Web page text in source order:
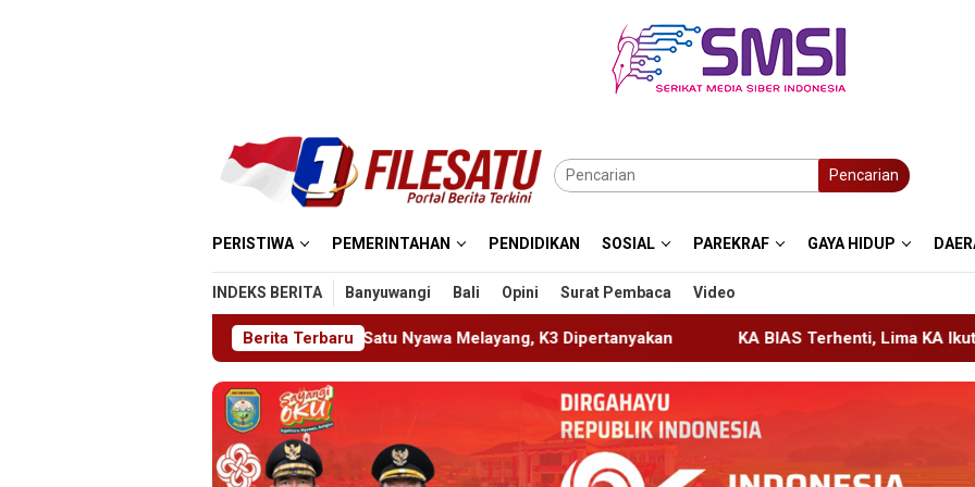
Pencarian
PERISTIWA PEMERINTAHAN PENDIDIKAN SOSIAL PAREKRAF GAYA HIDUP
INDEKS BERITA Banyuwangi Bali Opini Surat Pembaca Video
Berita Terbaru
MIN 5 Madiun: Satu Nyawa Melayang, K3 Dipertanyakan KA BIAS Terhenti, Lima KA Ikut Terdampak, KAI Daop 7